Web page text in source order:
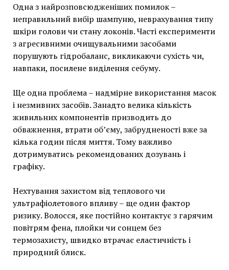
Одна з найрозповсюдженіших помилок –
неправильний вибір шампуню, неврахування типу
шкіри голови чи стану локонів. Часті експерименти
з агресивними очищувальними засобами
порушують гідробаланс, викликаючи сухість чи,
навпаки, посилене виділення себуму.
Ще одна проблема – надмірне використання масок
і незмивних засобів. Занадто велика кількість
живильних компонентів призводить до
обважнення, втрати об’єму, забрудненості вже за
кілька годин після миття. Тому важливо
дотримуватись рекомендованих дозувань і
графіку.
Нехтування захистом від теплового чи
ультрафіолетового впливу – ще один фактор
ризику. Волосся, яке постійно контактує з гарячим
повітрям фена, плойки чи сонцем без
термозахисту, швидко втрачає еластичність і
природний блиск.